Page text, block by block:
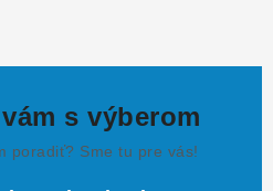
s výberom
poradiť? Sme tu pre vás!